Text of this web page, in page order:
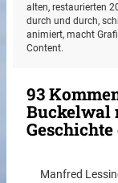
alten, restaurierten
durch und durch,
animiert, macht
Content.
93
Buckelwal
Geschichte
Manfred